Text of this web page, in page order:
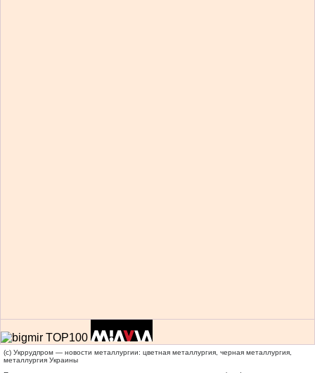
(c) Укррудпром — новости металлургии: цветная металлургия, черная металлургия,
металлургия Украины